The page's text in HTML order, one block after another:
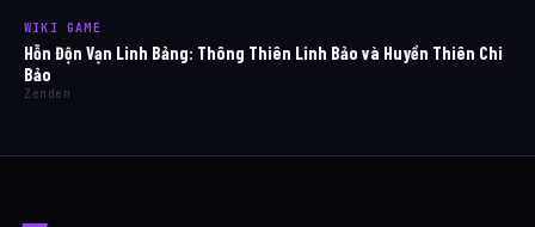
WIKI GAME
Hỗn Độn Vạn Linh Bảng: Thông Thiên Linh Bảo và Huyền Thiên Chi
Bảo
Zenden